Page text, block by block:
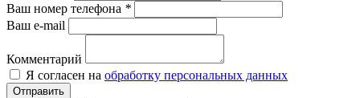
Ваш номер телефона *
Ваш e-mail
Комментарий
Я согласен на обработку персональных данных
Отправить